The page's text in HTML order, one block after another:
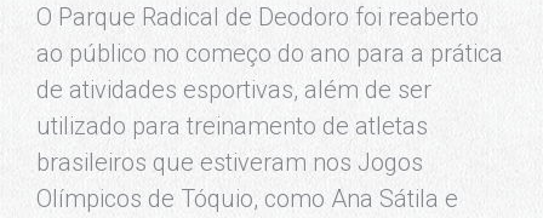
O Parque Radical de Deodoro foi reaberto
ao público no começo do ano para a prática
de atividades esportivas, além de ser
utilizado para treinamento de atletas
brasileiros que estiveram nos Jogos
Olímpicos de Tóquio, como Ana Sátila e